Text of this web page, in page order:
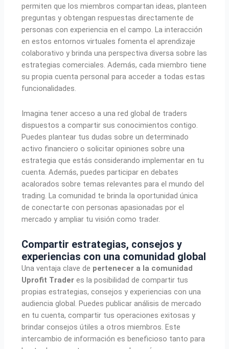
permiten que los miembros compartan ideas, planteen
preguntas y obtengan respuestas directamente de
personas con experiencia en el campo. La interacción
en estos entornos virtuales fomenta el aprendizaje
colaborativo y brinda una perspectiva diversa sobre las
estrategias comerciales. Además, cada miembro tiene
su propia cuenta personal para acceder a todas estas
funcionalidades.
Imagina tener acceso a una red global de traders
dispuestos a compartir sus conocimientos contigo.
Puedes plantear tus dudas sobre un determinado
activo financiero o solicitar opiniones sobre una
estrategia que estás considerando implementar en tu
cuenta. Además, puedes participar en debates
acalorados sobre temas relevantes para el mundo del
trading. La comunidad te brinda la oportunidad única
de conectarte con personas apasionadas por el
mercado y ampliar tu visión como trader.
Compartir estrategias, consejos y
experiencias con una comunidad global
Una ventaja clave de pertenecer a la comunidad
Uprofit Trader es la posibilidad de compartir tus
propias estrategias, consejos y experiencias con una
audiencia global. Puedes publicar análisis de mercado
en tu cuenta, compartir tus operaciones exitosas y
brindar consejos útiles a otros miembros. Este
intercambio de información es beneficioso tanto para